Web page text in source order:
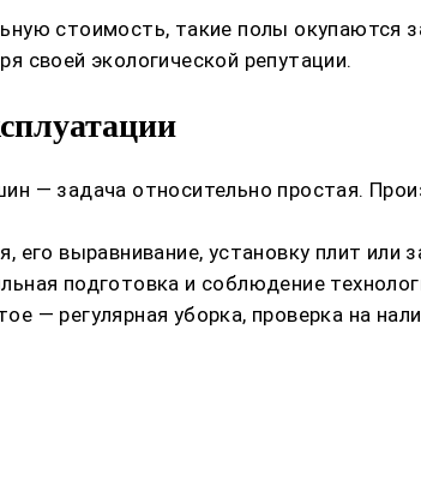
стоимость, такие полы окупаются
своей экологической репутации.
— задача относительно простая.
его выравнивание, установку плит
подготовка и соблюдение
— регулярная уборка, проверка на